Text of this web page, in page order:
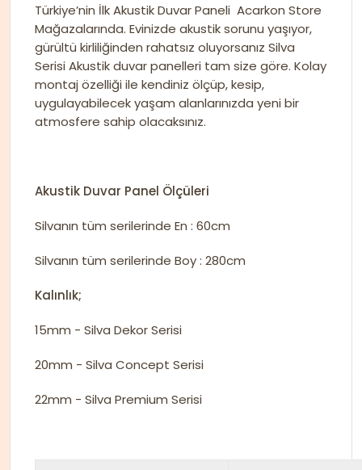
Türkiye’nin İlk Akustik Duvar Paneli Acarkon Store
Mağazalarında. Evinizde akustik sorunu yaşıyor,
gürültü kirliliğinden rahatsız oluyorsanız Silva
Serisi Akustik duvar panelleri tam size göre. Kolay
montaj özelliği ile kendiniz ölçüp, kesip,
uygulayabilecek yaşam alanlarınızda yeni bir
atmosfere sahip olacaksınız.
Akustik Duvar Panel Ölçüleri
Silvanın tüm serilerinde En : 60cm
Silvanın tüm serilerinde Boy : 280cm
Kalınlık;
15mm - Silva Dekor Serisi
20mm - Silva Concept Serisi
22mm - Silva Premium Serisi